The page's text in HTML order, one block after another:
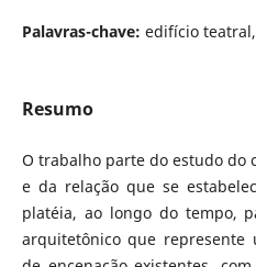
Palavras-chave: edifício
Resumo
O trabalho parte do estudo do
e da relação que se
platéia, ao longo do tempo,
arquitetônico que represente